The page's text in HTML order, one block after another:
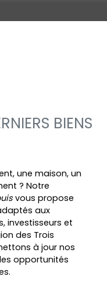
BIENS
une maison, un
? Notre
vous propose
aux
investisseurs et
des Trois
à jour nos
opportunités